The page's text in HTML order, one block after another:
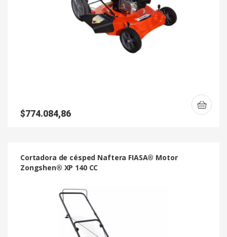
$774.084,86
Cortadora de césped Naftera FIASA® Motor
Zongshen® XP 140 CC